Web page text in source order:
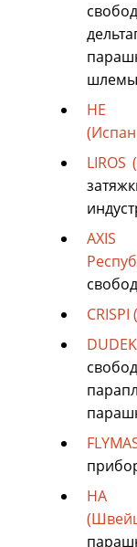
шлемы
HE
LIROS
HA